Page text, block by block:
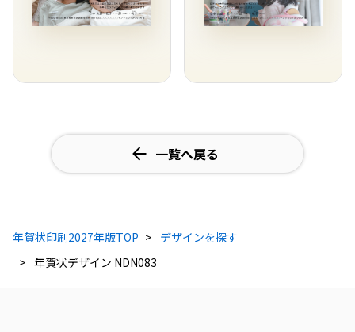
一覧へ戻る
年賀状印刷2027年版TOP
デザインを探す
年賀状デザイン NDN083